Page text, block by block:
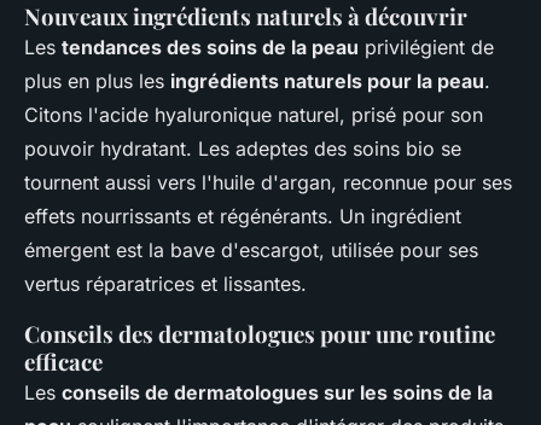
Nouveaux ingrédients naturels à découvrir
Les tendances des soins de la peau privilégient de
plus en plus les ingrédients naturels pour la peau.
Citons l'acide hyaluronique naturel, prisé pour son
pouvoir hydratant. Les adeptes des soins bio se
tournent aussi vers l'huile d'argan, reconnue pour ses
effets nourrissants et régénérants. Un ingrédient
émergent est la bave d'escargot, utilisée pour ses
vertus réparatrices et lissantes.
Conseils des dermatologues pour une routine
efficace
Les conseils de dermatologues sur les soins de la